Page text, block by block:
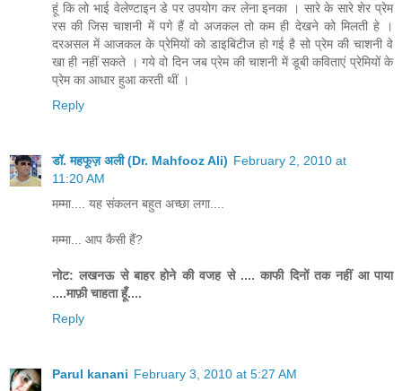
हूं कि लो भाई वेलेण्‍टाइन डे पर उपयोग कर लेना इनका । सारे के सारे शेर प्रेम
रस की जिस चाशनी में पगे हैं वो अजकल तो कम ही देखने को मिलती हे ।
दरअसल में आजकल के प्रेमियों को डाइबिटीज हो गई है सो प्रेम की चाशनी वे
खा ही नहीं सकते । गये वो दिन जब प्रेम की चाशनी में डूबी कविताएं प्रेमियों के
प्रेम का आधार हुआ करती थीं ।
Reply
डॉ. महफूज़ अली (Dr. Mahfooz Ali) February 2, 2010 at
11:20 AM
मम्मा.... यह संकलन बहुत अच्छा लगा....
मम्मा... आप कैसी हैं?
नोट: लखनऊ से बाहर होने की वजह से .... काफी दिनों तक नहीं आ पाया
....माफ़ी चाहता हूँ....
Reply
Parul kanani February 3, 2010 at 5:27 AM